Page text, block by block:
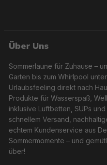
Über Uns
Sommerlaune für Zuhause –
Garten bis zum Whirlpool
Urlaubsfeeling direkt nach
Produkte für Wasserspaß,
inklusive Luftbetten, SUPs
schnellem Versand,
echtem Kundenservice aus
Sommermomente – und
über!